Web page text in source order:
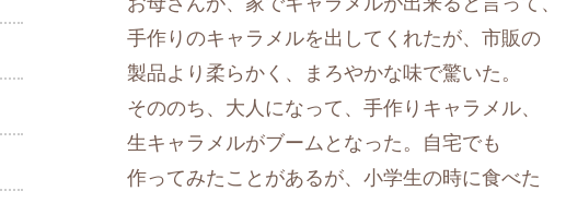
手作りのキャラメルを出してくれたが、市販の
製品より柔らかく、まろやかな味で驚いた。
そののち、大人になって、手作りキャラメル、
生キャラメルがブームとなった。自宅でも
作ってみたことがあるが、小学生の時に食べた